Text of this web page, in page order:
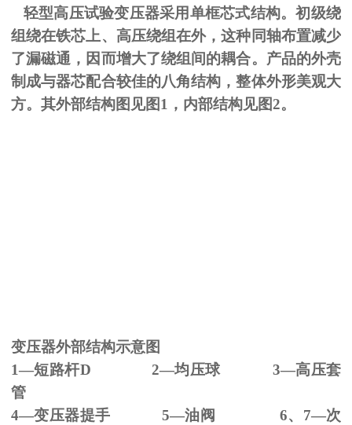
轻型高压试验变压器采用单框芯式结构。初级绕
组绕在铁芯上、高压绕组在外，这种同轴布置减少
了漏磁通，因而增大了绕组间的耦合。产品的外壳
制成与器芯配合较佳的八角结构，整体外形美观大
方。其外部结构图见图1 ，内部结构见图2。
变压器外部结构示意图
1—短路杆D 2—均压球 3—高压套
管
4—变压器提手 5—油阀 6、 7—次